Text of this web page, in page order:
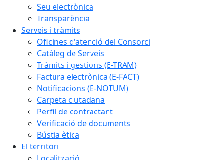
Seu electrònica
Transparència
Serveis i tràmits
Oficines d'atenció del Consorci
Catàleg de Serveis
Tràmits i gestions (E-TRAM)
Factura electrònica (E-FACT)
Notificacions (E-NOTUM)
Carpeta ciutadana
Perfil de contractant
Verificació de documents
Bústia ètica
El territori